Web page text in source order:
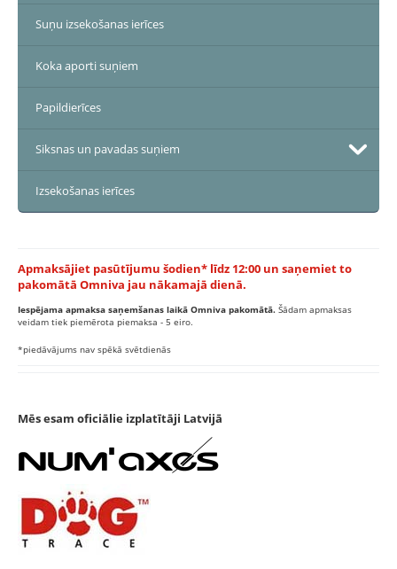
Suņu izsekošanas ierīces
Koka aporti suņiem
Papildierīces
Siksnas un pavadas suņiem
Izsekošanas ierīces
Apmaksājiet pasūtījumu šodien* līdz 12:00 un saņemiet to
pakomātā Omniva jau nākamajā dienā.
Iespējama apmaksa saņemšanas laikā Omniva pakomātā. Šādam apmaksas
veidam tiek piemērota piemaksa - 5 eiro.
*piedāvājums nav spēkā svētdienās
Mēs esam oficiālie izplatītāji Latvijā